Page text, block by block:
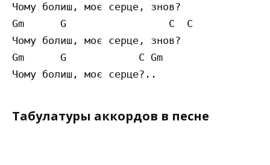
Чому болиш, моє серце, знов?
Gm      G                 C  C
Чому болиш, моє серце, знов?
Gm      G            C Gm
Табулатуры аккордов в песне